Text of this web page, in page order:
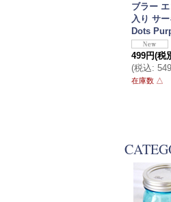
ブラー
入り サ
Dots
499円(税
(税込:
在庫数 △